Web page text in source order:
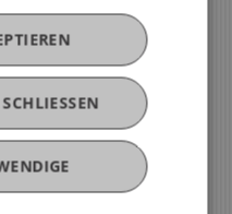
und
Vardanyan